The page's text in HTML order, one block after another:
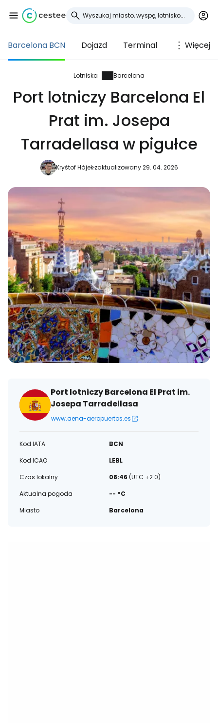
Barcelona BCN Dojazd Terminal Więcej
Lotniska Barcelona
Port lotniczy Barcelona El
Prat im. Josepa
Tarradellasa w pigułce
Kryštof Hájekzaktualizowany 29. 04. 2026
Port lotniczy Barcelona El Prat im.
Josepa Tarradellasa
www.aena-aeropuertos.es
Kod IATA
BCN
Kod ICAO
LEBL
Czas lokalny
08:46 (UTC +2.0)
Aktualna pogoda
-- °C
Miasto
Barcelona
Zaloguj się do
Cestee
... światowej społeczności podróżniczej
Kontynuuj z Google
Kontynuuj z Facebookiem
Kontynuuj z e-mailem